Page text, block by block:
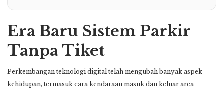
Era Baru Sistem Parkir
Tanpa Tiket
Perkembangan teknologi digital telah mengubah banyak aspek
kehidupan, termasuk cara kendaraan masuk dan keluar area